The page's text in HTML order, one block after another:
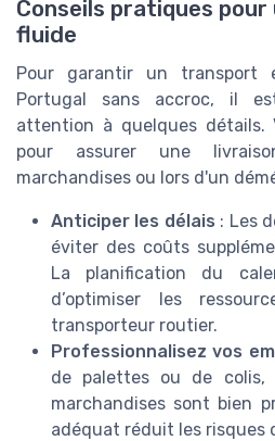
Conseils pratiques
fluide
Pour garantir un
Portugal sans accroc, il
attention à quelques détails.
pour assurer une
marchandises ou lors d'un
Anticiper les délais : Les
éviter des coûts
La planification du
d’optimiser les
transporteur routier.
Professionnalisez vos
de palettes ou de colis,
marchandises sont bien
adéquat réduit les risques